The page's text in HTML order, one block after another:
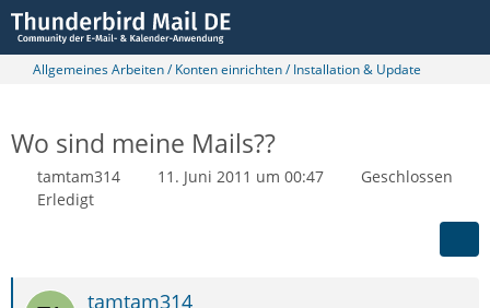
Allgemeines Arbeiten / Konten einrichten / Installation & Update
Wo sind meine Mails??
tamtam314 11. Juni 2011 um 00:47
Geschlossen
Erledigt
tamtam314